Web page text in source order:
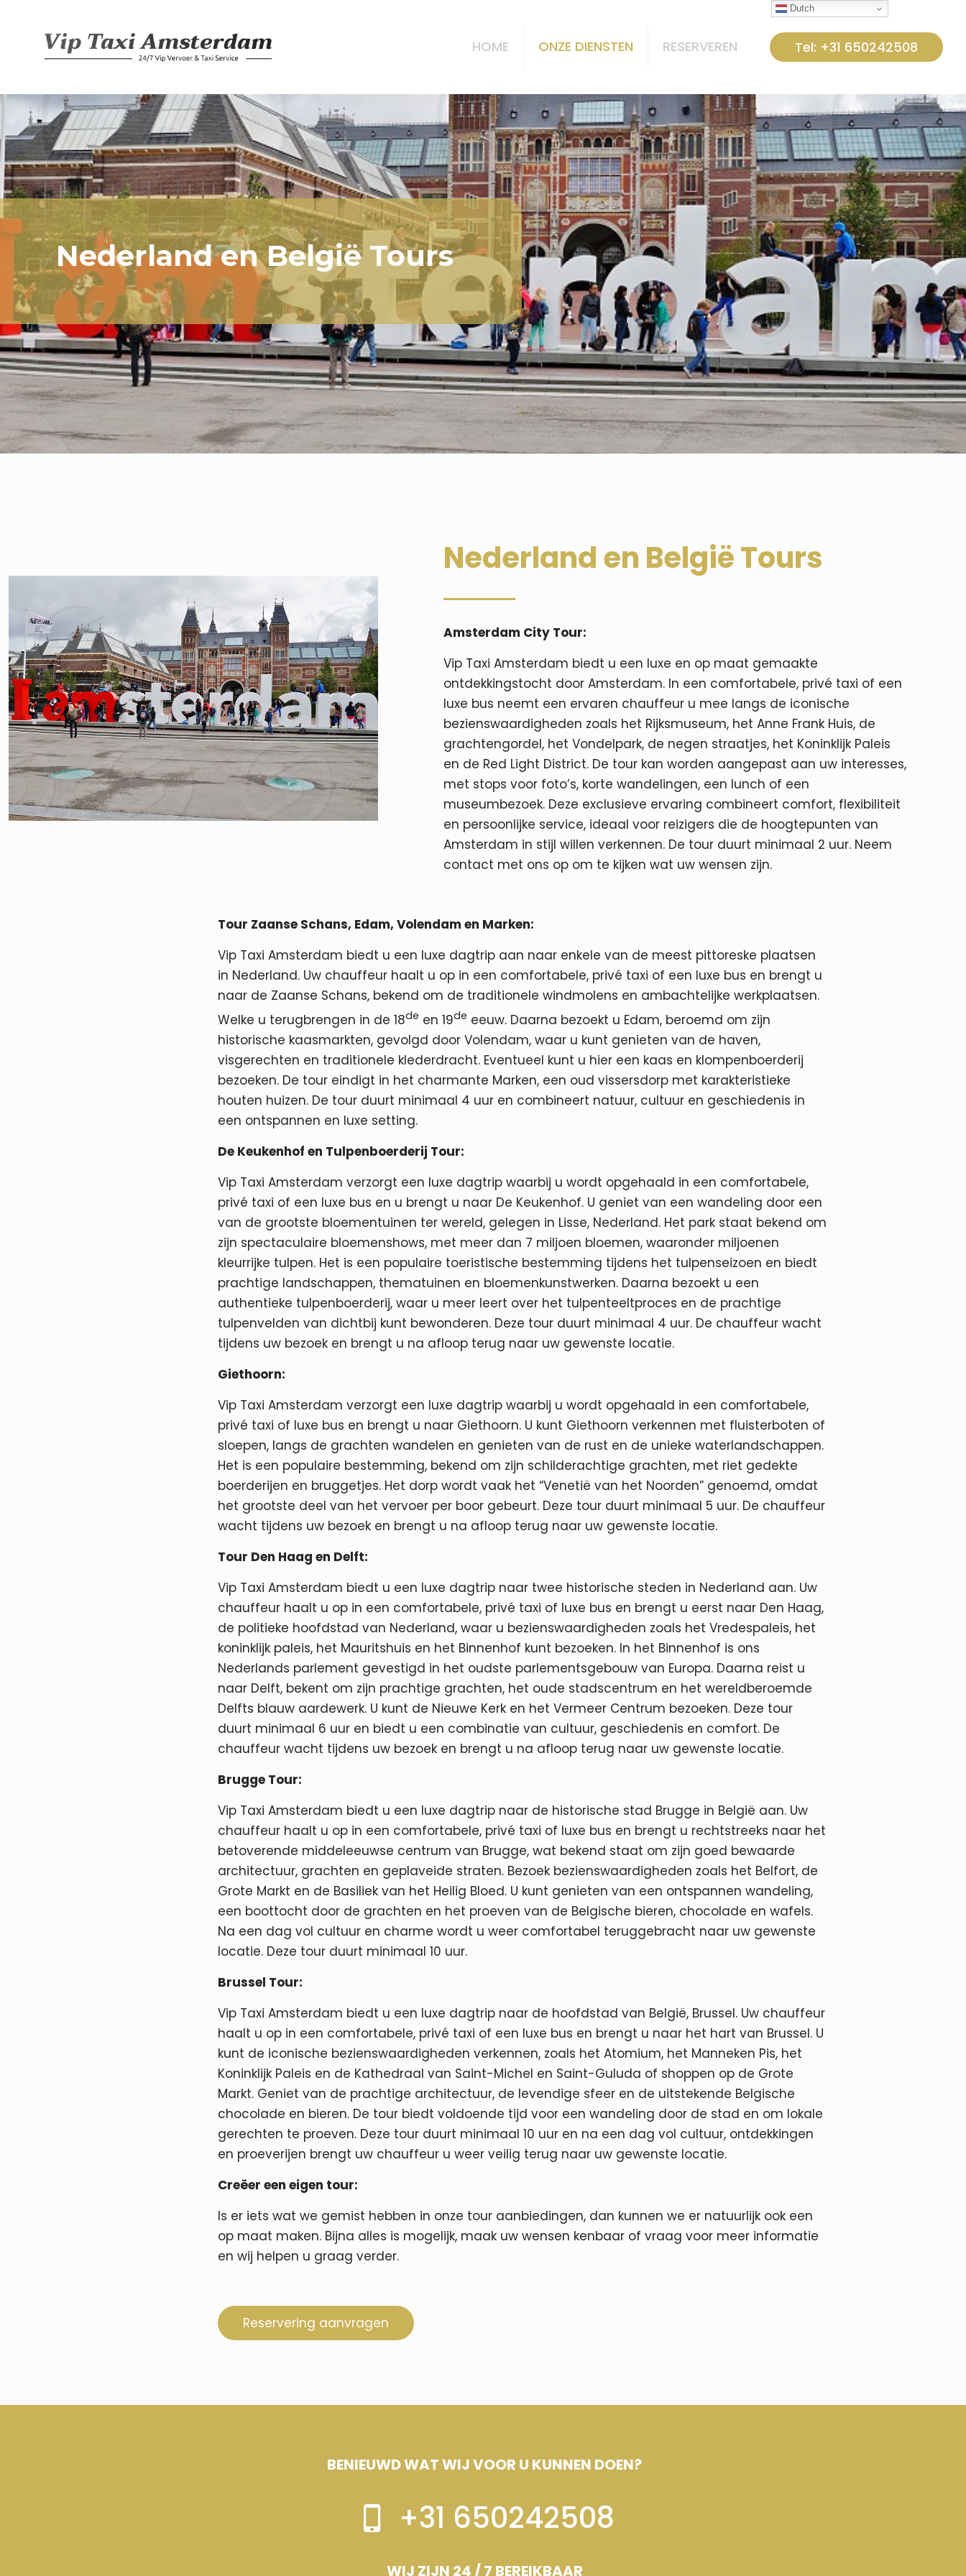
HOME ONZE DIENSTEN RESERVEREN Tel: +31 650242508
Nederland en België Tours
Nederland en België Tours
Amsterdam City Tour:
Vip Taxi Amsterdam biedt u een luxe en op maat gemaakte
ontdekkingstocht door Amsterdam. In een comfortabele, privé taxi of een
luxe bus neemt een ervaren chauffeur u mee langs de iconische
bezienswaardigheden zoals het Rijksmuseum, het Anne Frank Huis, de
grachtengordel, het Vondelpark, de negen straatjes, het Koninklijk Paleis
en de Red Light District. De tour kan worden aangepast aan uw interesses,
met stops voor foto’s, korte wandelingen, een lunch of een
museumbezoek. Deze exclusieve ervaring combineert comfort, flexibiliteit
en persoonlijke service, ideaal voor reizigers die de hoogtepunten van
Amsterdam in stijl willen verkennen. De tour duurt minimaal 2 uur. Neem
contact met ons op om te kijken wat uw wensen zijn.
Tour Zaanse Schans, Edam, Volendam en Marken:
Vip Taxi Amsterdam biedt u een luxe dagtrip aan naar enkele van de meest pittoreske plaatsen
in Nederland. Uw chauffeur haalt u op in een comfortabele, privé taxi of een luxe bus en brengt u
naar de Zaanse Schans, bekend om de traditionele windmolens en ambachtelijke werkplaatsen.
Welke u terugbrengen in de 18de en 19de eeuw. Daarna bezoekt u Edam, beroemd om zijn
historische kaasmarkten, gevolgd door Volendam, waar u kunt genieten van de haven,
visgerechten en traditionele klederdracht. Eventueel kunt u hier een kaas en klompenboerderij
bezoeken. De tour eindigt in het charmante Marken, een oud vissersdorp met karakteristieke
houten huizen. De tour duurt minimaal 4 uur en combineert natuur, cultuur en geschiedenis in
een ontspannen en luxe setting.
De Keukenhof en Tulpenboerderij Tour:
Vip Taxi Amsterdam verzorgt een luxe dagtrip waarbij u wordt opgehaald in een comfortabele,
privé taxi of een luxe bus en u brengt u naar De Keukenhof. U geniet van een wandeling door een
van de grootste bloementuinen ter wereld, gelegen in Lisse, Nederland. Het park staat bekend om
zijn spectaculaire bloemenshows, met meer dan 7 miljoen bloemen, waaronder miljoenen
kleurrijke tulpen. Het is een populaire toeristische bestemming tijdens het tulpenseizoen en biedt
prachtige landschappen, thematuinen en bloemenkunstwerken. Daarna bezoekt u een
authentieke tulpenboerderij, waar u meer leert over het tulpenteeltproces en de prachtige
tulpenvelden van dichtbij kunt bewonderen. Deze tour duurt minimaal 4 uur. De chauffeur wacht
tijdens uw bezoek en brengt u na afloop terug naar uw gewenste locatie.
Giethoorn:
Vip Taxi Amsterdam verzorgt een luxe dagtrip waarbij u wordt opgehaald in een comfortabele,
privé taxi of luxe bus en brengt u naar Giethoorn. U kunt Giethoorn verkennen met fluisterboten of
sloepen, langs de grachten wandelen en genieten van de rust en de unieke waterlandschappen.
Het is een populaire bestemming, bekend om zijn schilderachtige grachten, met riet gedekte
boerderijen en bruggetjes. Het dorp wordt vaak het “Venetië van het Noorden” genoemd, omdat
het grootste deel van het vervoer per boor gebeurt. Deze tour duurt minimaal 5 uur. De chauffeur
wacht tijdens uw bezoek en brengt u na afloop terug naar uw gewenste locatie.
Tour Den Haag en Delft:
Vip Taxi Amsterdam biedt u een luxe dagtrip naar twee historische steden in Nederland aan. Uw
chauffeur haalt u op in een comfortabele, privé taxi of luxe bus en brengt u eerst naar Den Haag,
de politieke hoofdstad van Nederland, waar u bezienswaardigheden zoals het Vredespaleis, het
koninklijk paleis, het Mauritshuis en het Binnenhof kunt bezoeken. In het Binnenhof is ons
Nederlands parlement gevestigd in het oudste parlementsgebouw van Europa. Daarna reist u
naar Delft, bekent om zijn prachtige grachten, het oude stadscentrum en het wereldberoemde
Delfts blauw aardewerk. U kunt de Nieuwe Kerk en het Vermeer Centrum bezoeken. Deze tour
duurt minimaal 6 uur en biedt u een combinatie van cultuur, geschiedenis en comfort. De
chauffeur wacht tijdens uw bezoek en brengt u na afloop terug naar uw gewenste locatie.
Brugge Tour:
Vip Taxi Amsterdam biedt u een luxe dagtrip naar de historische stad Brugge in België aan. Uw
chauffeur haalt u op in een comfortabele, privé taxi of luxe bus en brengt u rechtstreeks naar het
betoverende middeleeuwse centrum van Brugge, wat bekend staat om zijn goed bewaarde
architectuur, grachten en geplaveide straten. Bezoek bezienswaardigheden zoals het Belfort, de
Grote Markt en de Basiliek van het Heilig Bloed. U kunt genieten van een ontspannen wandeling,
een boottocht door de grachten en het proeven van de Belgische bieren, chocolade en wafels.
Na een dag vol cultuur en charme wordt u weer comfortabel teruggebracht naar uw gewenste
locatie. Deze tour duurt minimaal 10 uur.
Brussel Tour:
Vip Taxi Amsterdam biedt u een luxe dagtrip naar de hoofdstad van België, Brussel. Uw chauffeur
haalt u op in een comfortabele, privé taxi of een luxe bus en brengt u naar het hart van Brussel. U
kunt de iconische bezienswaardigheden verkennen, zoals het Atomium, het Manneken Pis, het
Koninklijk Paleis en de Kathedraal van Saint-Michel en Saint-Guluda of shoppen op de Grote
Markt. Geniet van de prachtige architectuur, de levendige sfeer en de uitstekende Belgische
chocolade en bieren. De tour biedt voldoende tijd voor een wandeling door de stad en om lokale
gerechten te proeven. Deze tour duurt minimaal 10 uur en na een dag vol cultuur, ontdekkingen
en proeverijen brengt uw chauffeur u weer veilig terug naar uw gewenste locatie.
Creëer een eigen tour:
Is er iets wat we gemist hebben in onze tour aanbiedingen, dan kunnen we er natuurlijk ook een
op maat maken. Bijna alles is mogelijk, maak uw wensen kenbaar of vraag voor meer informatie
en wij helpen u graag verder.
Reservering aanvragen
BENIEUWD WAT WIJ VOOR U KUNNEN DOEN?
+31 650242508
WIJ ZIJN 24 / 7 BEREIKBAAR
Dutch